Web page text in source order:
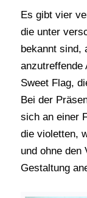
Es gibt vier
die unter
bekannt sind,
anzutreffende
Sweet Flag,
Bei der
sich an einer
die violetten,
und ohne den
Gestaltung